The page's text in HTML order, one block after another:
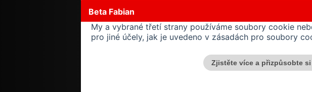
Beta Fabian
My a vybrané třetí strany používáme soubory cookie
pro jiné účely, jak je uvedeno v zásadách pro soubory
Zjistěte více a přizpůsobte si